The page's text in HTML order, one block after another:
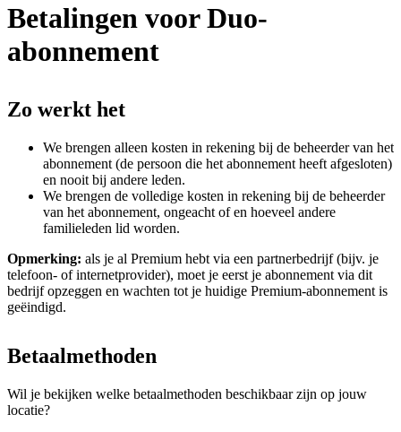
Betalingen voor Duo-
abonnement
Zo werkt het
We brengen alleen kosten in rekening bij de beheerder van het
abonnement (de persoon die het abonnement heeft afgesloten)
en nooit bij andere leden.
We brengen de volledige kosten in rekening bij de beheerder
van het abonnement, ongeacht of en hoeveel andere
familieleden lid worden.
Opmerking: als je al Premium hebt via een partnerbedrijf (bijv. je
telefoon- of internetprovider), moet je eerst je abonnement via dit
bedrijf opzeggen en wachten tot je huidige Premium-abonnement is
geëindigd.
Betaalmethoden
Wil je bekijken welke betaalmethoden beschikbaar zijn op jouw
locatie?